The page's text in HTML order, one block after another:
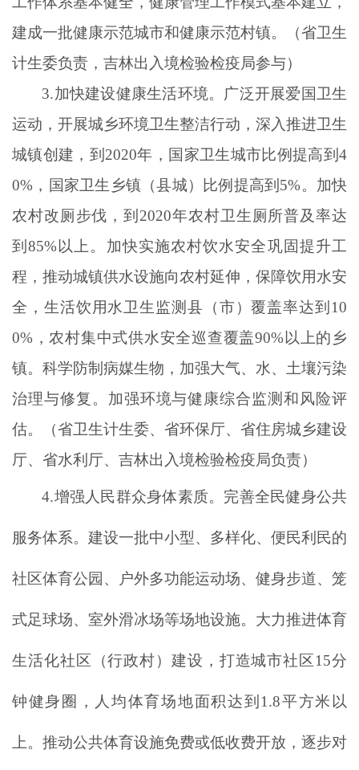
建成一批健康示范城市和健康示范村镇。（省卫生
计生委负责，吉林出入境检验检疫局参与）
3.加快建设健康生活环境。广泛开展爱国卫生
运动，开展城乡环境卫生整洁行动，深入推进卫生
城镇创建，到2020年，国家卫生城市比例提高到4
0%，国家卫生乡镇（县城）比例提高到5%。加快
农村改厕步伐，到2020年农村卫生厕所普及率达
到85%以上。加快实施农村饮水安全巩固提升工
程，推动城镇供水设施向农村延伸，保障饮用水安
全，生活饮用水卫生监测县（市）覆盖率达到10
0%，农村集中式供水安全巡查覆盖90%以上的乡
镇。科学防制病媒生物，加强大气、水、土壤污染
治理与修复。加强环境与健康综合监测和风险评
估。（省卫生计生委、省环保厅、省住房城乡建设
厅、省水利厅、吉林出入境检验检疫局负责）
4.增强人民群众身体素质。完善全民健身公共
服务体系。建设一批中小型、多样化、便民利民的
社区体育公园、户外多功能运动场、健身步道、笼
式足球场、室外滑冰场等场地设施。大力推进体育
生活化社区（行政村）建设，打造城市社区15分
钟健身圈，人均体育场地面积达到1.8平方米以
上。推动公共体育设施免费或低收费开放，逐步对